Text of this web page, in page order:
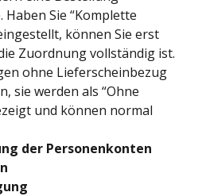
Sie “Komplette
können Sie erst
Zuordnung vollständig ist.
ohne Lieferscheinbezug
sie werden als “Ohne
und können normal
der Personenkonten